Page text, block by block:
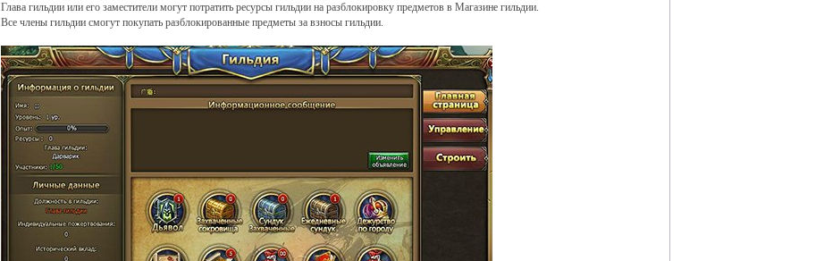
Глава гильдии или его заместители могут потратить ресурсы гильдии на разблокировку предметов в Магазине гильдии.
Все члены гильдии смогут покупать разблокированные предметы за взносы гильдии.